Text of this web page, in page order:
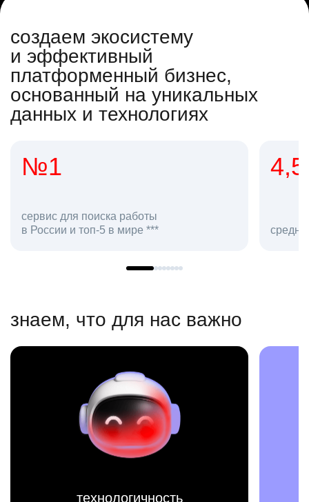
создаем экосистему
и эффективный
платформенный бизнес,
основанный на уникальных
данных и технологиях
4,5
средняя оценка hh.ru как работодателя **
знаем, что для нас важно
миссия